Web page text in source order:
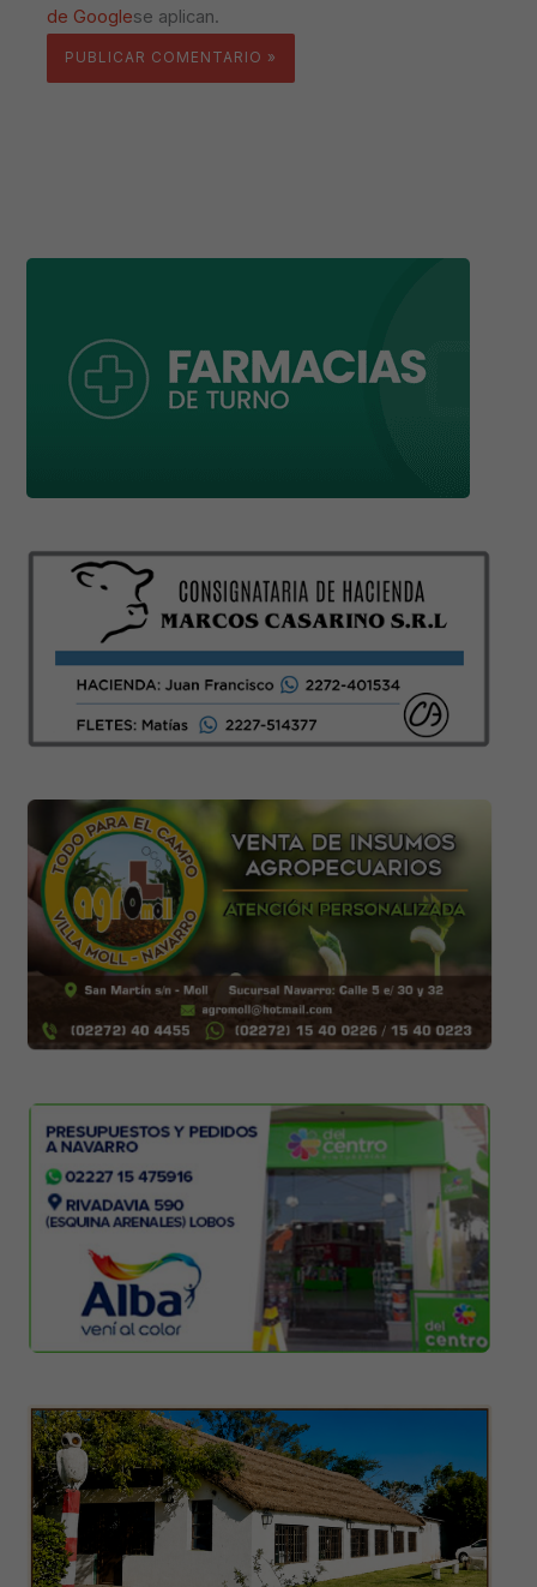
de Googlese aplican.